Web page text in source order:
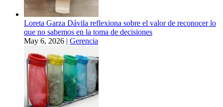
Loreta Garza Dávila reflexiona sobre el valor de reconocer lo
que no sabemos en la toma de decisiones
May 6, 2026 | Gerencia